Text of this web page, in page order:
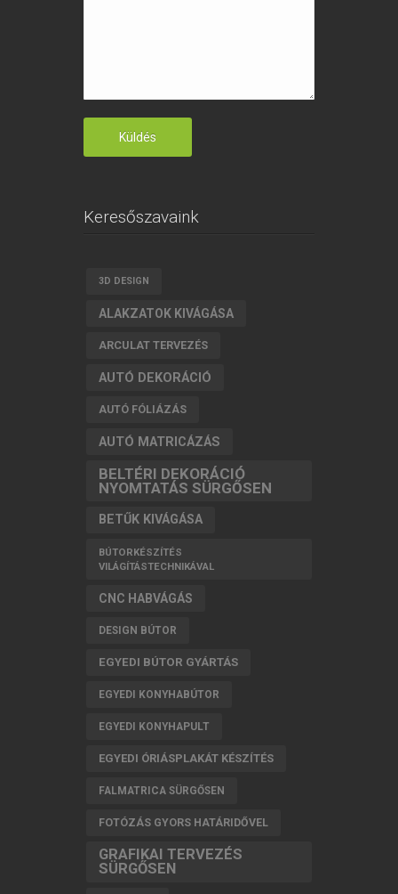
Keresőszavaink
3D DESIGN
ALAKZATOK KIVÁGÁSA
ARCULAT TERVEZÉS
AUTÓ DEKORÁCIÓ
AUTÓ FÓLIÁZÁS
AUTÓ MATRICÁZÁS
BELTÉRI DEKORÁCIÓ
NYOMTATÁS SÜRGŐSEN
BETŰK KIVÁGÁSA
BÚTORKÉSZÍTÉS
VILÁGÍTÁSTECHNIKÁVAL
CNC HABVÁGÁS
DESIGN BÚTOR
EGYEDI BÚTOR GYÁRTÁS
EGYEDI KONYHABÚTOR
EGYEDI KONYHAPULT
EGYEDI ÓRIÁSPLAKÁT KÉSZÍTÉS
FALMATRICA SÜRGŐSEN
FOTÓZÁS GYORS HATÁRIDŐVEL
GRAFIKAI TERVEZÉS
SÜRGŐSEN